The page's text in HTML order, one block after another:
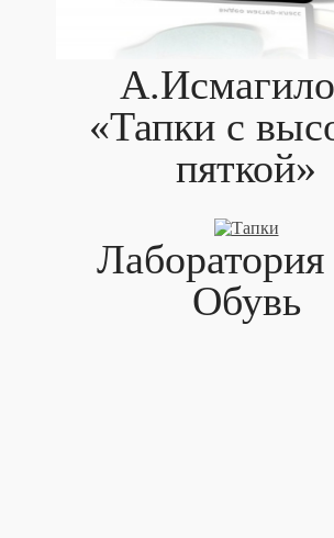
«Тапки с
пяткой»
Обувь